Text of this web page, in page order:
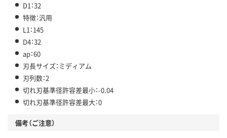
D1：32
特徴：汎用
L1：145
D4：32
ap：60
刃長サイズ：ミディアム
刃列数：2
切れ刃基準径許容差最小：-0.04
切れ刃基準径許容差最大：0
備考（ご注意）